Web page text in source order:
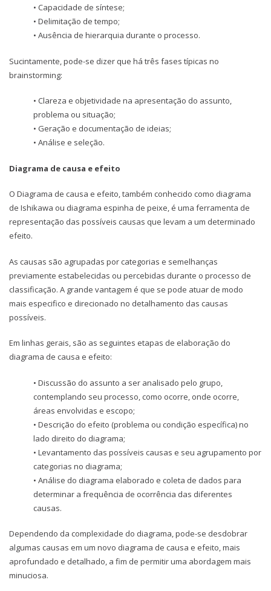
• Capacidade de síntese;
• Delimitação de tempo;
• Ausência de hierarquia durante o processo.
Sucintamente, pode-se dizer que há três fases típicas no
brainstorming:
• Clareza e objetividade na apresentação do assunto,
problema ou situação;
• Geração e documentação de ideias;
• Análise e seleção.
Diagrama de causa e efeito
O Diagrama de causa e efeito, também conhecido como diagrama
de Ishikawa ou diagrama espinha de peixe, é uma ferramenta de
representação das possíveis causas que levam a um determinado
efeito.
As causas são agrupadas por categorias e semelhanças
previamente estabelecidas ou percebidas durante o processo de
classificação. A grande vantagem é que se pode atuar de modo
mais especifico e direcionado no detalhamento das causas
possíveis.
Em linhas gerais, são as seguintes etapas de elaboração do
diagrama de causa e efeito:
• Discussão do assunto a ser analisado pelo grupo,
contemplando seu processo, como ocorre, onde ocorre,
áreas envolvidas e escopo;
• Descrição do efeito (problema ou condição específica) no
lado direito do diagrama;
• Levantamento das possíveis causas e seu agrupamento por
categorias no diagrama;
• Análise do diagrama elaborado e coleta de dados para
determinar a frequência de ocorrência das diferentes
causas.
Dependendo da complexidade do diagrama, pode-se desdobrar
algumas causas em um novo diagrama de causa e efeito, mais
aprofundado e detalhado, a fim de permitir uma abordagem mais
minuciosa.